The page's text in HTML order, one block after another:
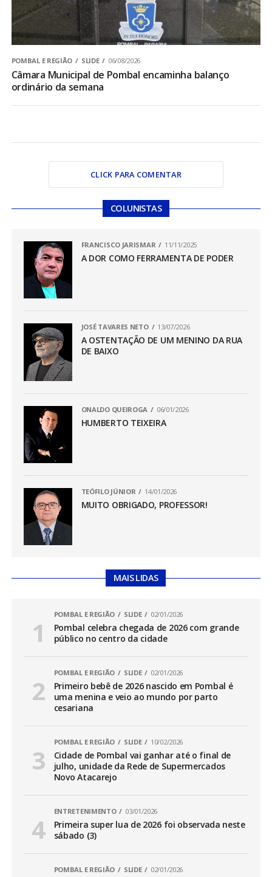
POMBAL E REGIÃO SLIDE 06/08/2026
Câmara Municipal de Pombal encaminha balanço
ordinário da semana
CLICK PARA COMENTAR
COLUNISTAS
FRANCISCO JARISMAR 11/11/2025
A DOR COMO FERRAMENTA DE PODER
JOSÉ TAVARES NETO 13/07/2026
A OSTENTAÇÃO DE UM MENINO DA RUA
DE BAIXO
ONALDO QUEIROGA 06/01/2026
HUMBERTO TEIXEIRA
TEÓFILO JÚNIOR 14/01/2026
MUITO OBRIGADO, PROFESSOR!
MAIS LIDAS
POMBAL E REGIÃO SLIDE 02/01/2026
Pombal celebra chegada de 2026 com grande
público no centro da cidade
POMBAL E REGIÃO SLIDE 02/01/2026
Primeiro bebê de 2026 nascido em Pombal é
uma menina e veio ao mundo por parto
cesariana
POMBAL E REGIÃO SLIDE 10/02/2026
Cidade de Pombal vai ganhar até o final de
julho, unidade da Rede de Supermercados
Novo Atacarejo
ENTRETENIMENTO 03/01/2026
Primeira super lua de 2026 foi observada neste
sábado (3)
POMBAL E REGIÃO SLIDE 02/01/2026